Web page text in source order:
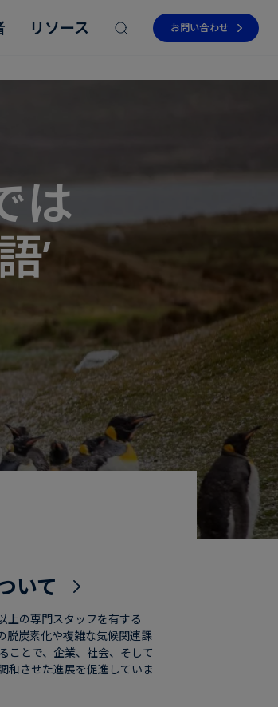
リソース お問い合わせ
は
’
いて
上の専門スタッフを有する
脱炭素化や複雑な気候関連課
ことで、企業、社会、そして
和させた進展を促進していま